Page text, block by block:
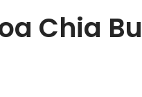
Chia